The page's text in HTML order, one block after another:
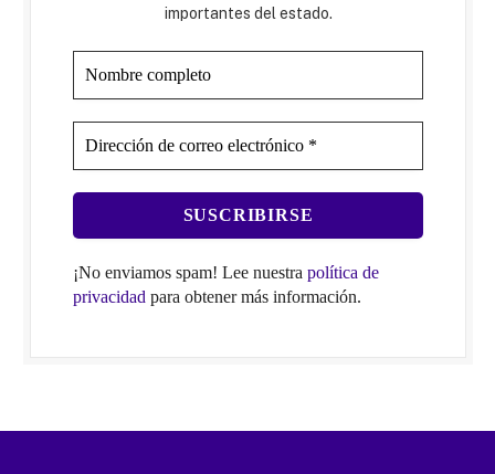
importantes del estado.
¡No enviamos spam! Lee nuestra política de
privacidad para obtener más información.